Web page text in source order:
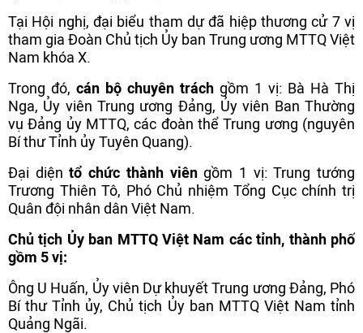
Tại Hội nghị, đại biểu tham dự đã hiệp thương cử 7 vị
tham gia Đoàn Chủ tịch Ủy ban Trung ương MTTQ Việt
Nam khóa X.
Trong đó, cán bộ chuyên trách gồm 1 vị: Bà Hà Thị
Nga, Ủy viên Trung ương Đảng, Ủy viên Ban Thường
vụ Đảng ủy MTTQ, các đoàn thể Trung ương (nguyên
Bí thư Tỉnh ủy Tuyên Quang).
Đại diệntổ chức thành viêngồm 1 vị: Trung tướng
Trương Thiên Tô, Phó Chủ nhiệm Tổng Cục chính trị
Quân đội nhân dân Việt Nam.
Chủ tịch Ủy ban MTTQ Việt Nam các tỉnh, thành phố
gồm 5 vị:
Ông U Huấn, Ủy viên Dự khuyết Trung ương Đảng, Phó
Bí thư Tỉnh ủy, Chủ tịch Ủy ban MTTQ Việt Nam tỉnh
Quảng Ngãi.